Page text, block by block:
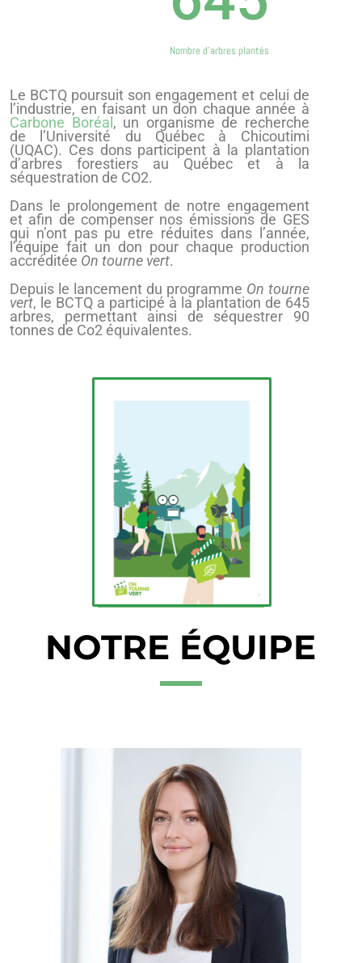
Nombre d'arbres plantés
Le BCTQ poursuit son engagement et celui de
l’industrie, en faisant un don chaque année à
Carbone Boréal, un organisme de recherche
de l’Université du Québec à Chicoutimi
(UQAC). Ces dons participent à la plantation
d’arbres forestiers au Québec et à la
séquestration de CO2.
Dans le prolongement de notre engagement
et afin de compenser nos émissions de GES
qui n’ont pas pu etre réduites dans l’année,
l’équipe fait un don pour chaque production
accréditée On tourne vert.
Depuis le lancement du programme On tourne
vert, le BCTQ a participé à la plantation de 645
arbres, permettant ainsi de séquestrer 90
tonnes de Co2 équivalentes.
NOTRE ÉQUIPE